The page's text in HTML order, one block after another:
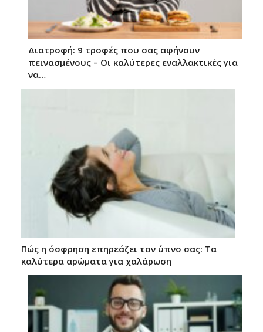
Διατροφή: 9 τροφές που σας αφήνουν
πεινασμένους – Οι καλύτερες εναλλακτικές για
να…
Πώς η όσφρηση επηρεάζει τον ύπνο σας: Τα
καλύτερα αρώματα για χαλάρωση